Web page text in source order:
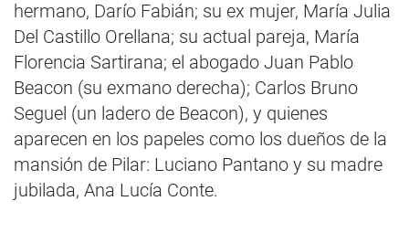
hermano, Darío Fabián; su ex mujer, María Julia
Del Castillo Orellana; su actual pareja, María
Florencia Sartirana; el abogado Juan Pablo
Beacon (su exmano derecha); Carlos Bruno
Seguel (un ladero de Beacon), y quienes
aparecen en los papeles como los dueños de la
mansión de Pilar: Luciano Pantano y su madre
jubilada, Ana Lucía Conte.